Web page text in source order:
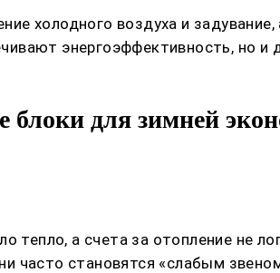
холодного воздуха и
энергоэффективность, но и
блоки для зимней
тепло, а счета за отопление не
часто становятся «слабым